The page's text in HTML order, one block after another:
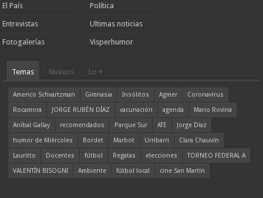
El País
Entrevistas
Fotogalerías
Política
Ultimas noticias
Visperhumor
Temas Nuevos Lo +
Americo Schvartzman Gimnasia Insólitos Agmer
Coronavirus
Rocamora
JORGE RUBÉN DÍAZ vacunación agenda
Mario Rovina
Aníbal Gallay
recomendados Parque Sur ATE
Jorge Díaz
humor de Miércoles
Bordet Marbot Urribarri
Clara Chauvín
Lauritto
Docentes fútbol Regatas elecciones
TORNEO FEDERAL A
VALENTÍN BISOGNI
Ambiente fútbol local cine San Martín